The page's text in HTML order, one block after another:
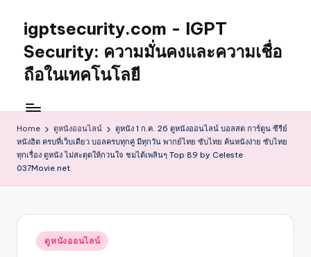
content
igptsecurity.com - IGPT
Security: ความมั่นคงและความเชื่อ
ถือในเทคโนโลยี
Home ดูหนังออนไลน์
ดูหนัง 1 ก.ค. 26 ดูหนังออนไลน์ บอลสด การ์ตูน ซีรีย์
หนังฮิต ครบที่เว็บเดียว บอลครบทุกคู่ มีทุกวัน พากย์ไทย ซับไทย ค้นหนังง่าย ซับไทย
ทุกเรื่อง ดูหนัง ไม่สะดุดให้กวนใจ ชมได้เพลินๆ Top 89 by Celeste
037Movie.net
Posted
in
ดูหนังออนไลน์